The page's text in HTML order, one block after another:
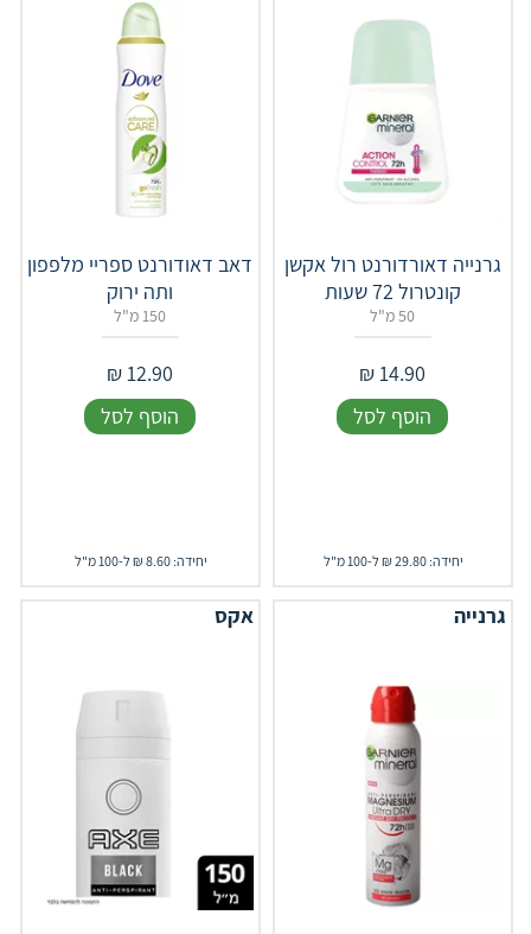
גרנייה דאורדורנט רול אקשן
קונטרול 72 שעות
50 מ"ל
14.90
₪
הוסף לסל
יחידה: 29.80 ₪ ל-100 מ"ל
דאב דאודורנט ספריי מלפפון
ותה ירוק
150 מ"ל
12.90
₪
הוסף לסל
יחידה: 8.60 ₪ ל-100 מ"ל
גרנייה אקס